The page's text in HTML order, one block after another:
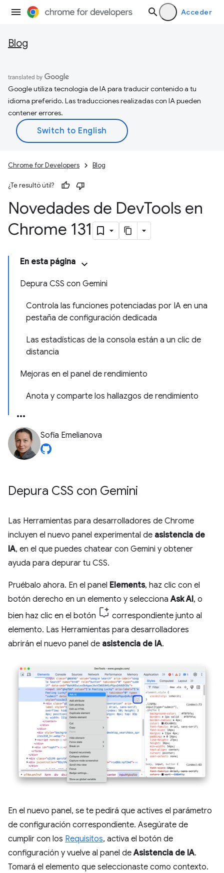
Acceder
Blog
Google utiliza tecnología de IA para traducir contenido a tu
idioma preferido. Las traducciones realizadas con IA pueden
contener errores.
Chrome for Developers Blog
¿Te resultó útil?
Novedades de DevTools en
Chrome 131
En esta página
Depura CSS con Gemini
Controla las funciones potenciadas por IA en una
pestaña de configuración dedicada
Las estadísticas de la consola están a un clic de
distancia
Mejoras en el panel de rendimiento
Anota y comparte los hallazgos de rendimiento
Sofia Emelianova
Depura CSS con Gemini
Las Herramientas para desarrolladores de Chrome
incluyen el nuevo panel experimental de asistencia de
IA, en el que puedes chatear con Gemini y obtener
ayuda para depurar tu CSS.
Pruébalo ahora. En el panel Elements, haz clic con el
botón derecho en un elemento y seleccionaAsk AI, o
bien haz clic en el botón
correspondiente junto al
elemento. Las Herramientas para desarrolladores
abrirán el nuevo panel de asistencia de IA.
En el nuevo panel, se te pedirá que actives el parámetro
de configuración correspondiente. Asegúrate de
cumplir con los Requisitos, activa el botón de
configuración y vuelve al panel deAsistencia de IA.
Tomará el elemento que seleccionaste como contexto.